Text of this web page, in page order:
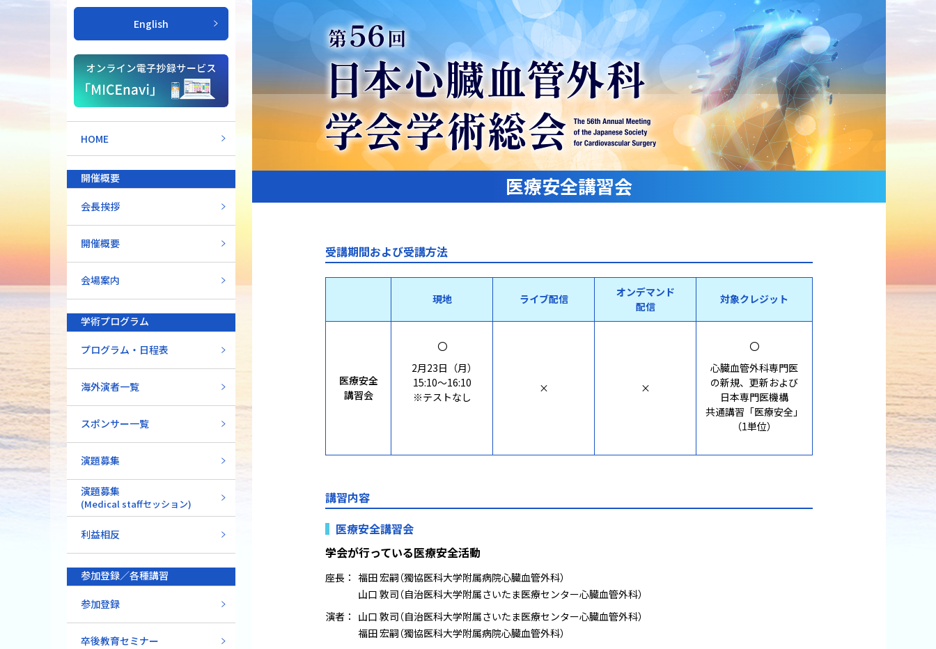
English
HOME
開催概要
会長挨拶
開催概要
会場案内
学術プログラム
プログラム・日程表
海外演者一覧
スポンサー一覧
演題募集
演題募集
(Medical staffセッション)
利益相反
参加登録／各種講習
参加登録
卒後教育セミナー
医療安全講習会
受講期間および受講方法
現地 ライブ配信
オンデマンド
配信
対象クレジット
医療安全
講習会
〇
2月23日（月）
15:10～16:10
※テストなし
× ×
〇
心臓血管外科専門医
の新規、更新および
日本専門医機構
共通講習「医療安全」
（1単位）
講習内容
医療安全講習会
学会が行っている医療安全活動
座長： 福田 宏嗣（獨協医科大学附属病院心臓血管外科）
山口 敦司（自治医科大学附属さいたま医療センター心臓血管外科）
演者： 山口 敦司（自治医科大学附属さいたま医療センター心臓血管外科）
福田 宏嗣（獨協医科大学附属病院心臓血管外科）